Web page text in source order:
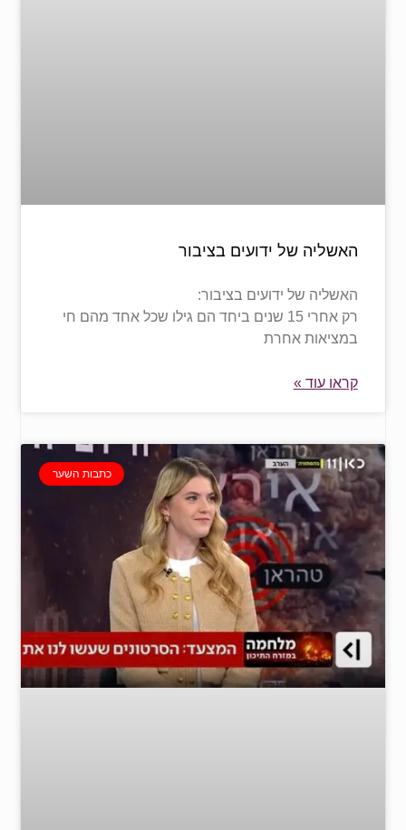
האשליה של ידועים בציבור
האשליה של ידועים בציבור:
רק אחרי 15 שנים ביחד הם גילו שכל אחד מהם חי
במציאות אחרת
קראו עוד »
כתבות השער